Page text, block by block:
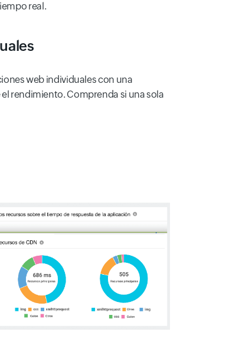
real.
web individuales con una
rendimiento. Comprenda si una sola